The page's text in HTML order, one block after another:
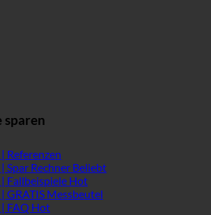
sparen
Referenzen
Spar Rechner
Fallbeispiele
GRATIS Messbeutel
FAQ